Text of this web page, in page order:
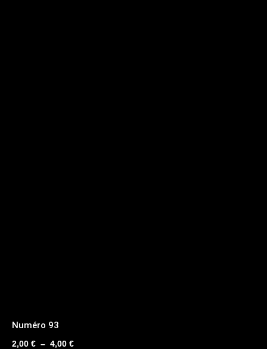
Numéro 93
2,00 € – 4,00 €Plage